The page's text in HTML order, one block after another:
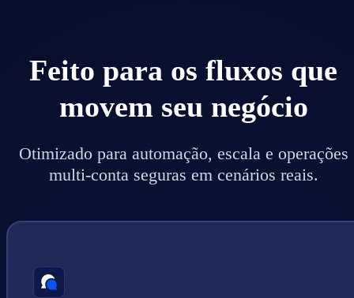
Feito para os fluxos que
movem seu negócio
Otimizado para automação, escala e operações
multi-conta seguras em cenários reais.